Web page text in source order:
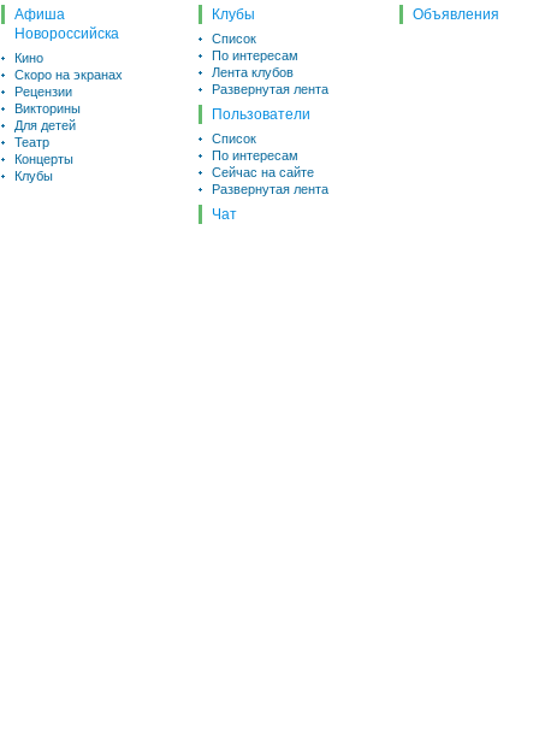
Афиша
Новороссийска
Кино
Скоро на экранах
Рецензии
Викторины
Для детей
Театр
Концерты
Клубы
Клубы
Список
По интересам
Лента клубов
Развернутая лента
Пользователи
Список
По интересам
Сейчас на сайте
Развернутая лента
Чат
Объявления